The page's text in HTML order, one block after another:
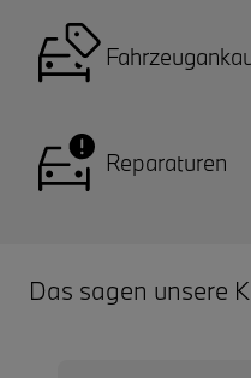
Reparaturen
Das sagen unsere